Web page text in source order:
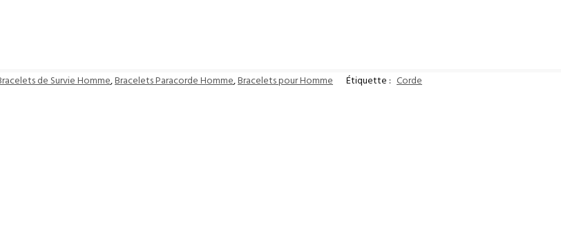
de Survie Homme,Bracelets Paracorde Homme,Bracelets pour Homme Étiquette : Corde